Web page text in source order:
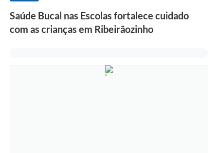
Saúde Bucal nas Escolas fortalece cuidado
com as crianças em Ribeirãozinho